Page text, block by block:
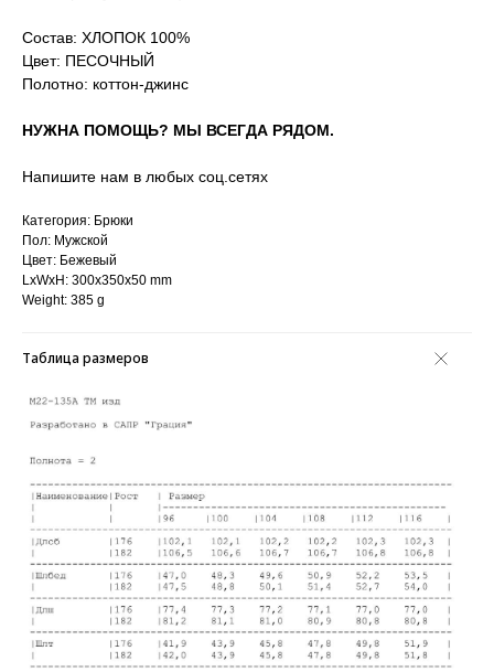
Состав: ХЛОПОК 100%
Цвет: ПЕСОЧНЫЙ
Полотно: коттон-джинс
НУЖНА ПОМОЩЬ? МЫ ВСЕГДА РЯДОМ.
Напишите нам в любых соц.сетях
Категория: Брюки
Пол: Мужской
Цвет: Бежевый
LxWxH: 300x350x50 mm
Weight: 385 g
Таблица размеров